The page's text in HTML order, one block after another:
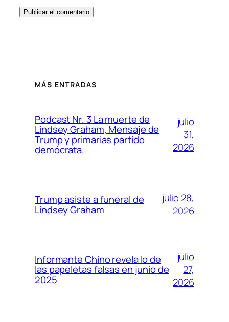
MÁS ENTRADAS
Podcast Nr. 3 La muerte de
Lindsey Graham, Mensaje de
Trump y primarias partido
demócrata.
julio
31,
2026
Trump asiste a funeral de
Lindsey Graham
julio 28,
2026
Informante Chino revela lo de
las papeletas falsas en junio de
2025
julio
27,
2026